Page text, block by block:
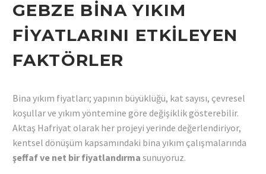
GEBZE BINA YIKIM
FIYATLARINI ETKILEYEN
FAKTÖRLER
Bina yıkım fiyatları; yapının büyüklüğü, kat sayısı, çevresel
koşullar ve yıkım yöntemine göre değişiklik gösterebilir.
Aktaş Hafriyat olarak her projeyi yerinde değerlendiriyor,
kentsel dönüşüm kapsamındaki bina yıkım çalışmalarında
şeffaf ve net bir fiyatlandırma sunuyoruz.